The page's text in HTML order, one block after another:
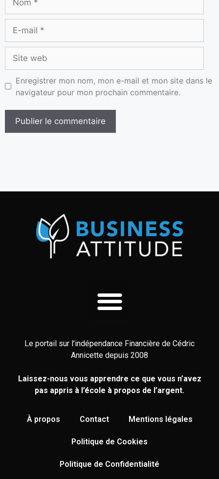
Enregistrer mon nom, mon e-mail et mon site dans le
navigateur pour mon prochain commentaire.
Le portail sur l’indépendance Financière de Cédric
Annicette depuis 2008
Laissez-nous vous apprendre ce que vous n’avez
pas appris à l’école à propos de l’argent.
À propos Contact Mentions légales
Politique de Cookies
Politique de Confidentialité